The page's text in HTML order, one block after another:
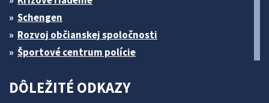
Schengen
Rozvoj občianskej spoločnosti
Športové centrum polície
DÔLEŽITÉ ODKAZY